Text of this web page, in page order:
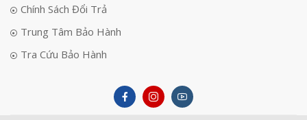
Chính Sách Đổi Trả
Trung Tâm Bảo Hành
Tra Cứu Bảo Hành